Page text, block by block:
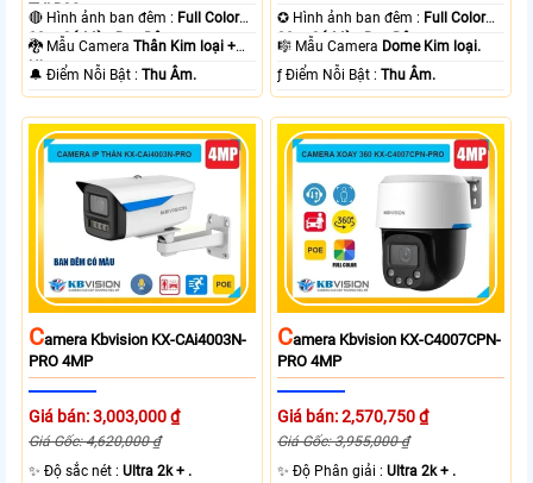
TVI BCS.
🔴 Hình ảnh ban đêm : Full Color
80m Có Màu Ban Ðêm.
🐉️ Mẫu CameraThân Kim loại +
Nhựa.
️🔔 Điểm Nỗi Bật :Thu Âm.
✪ Hình ảnh ban đêm : Full Color
30m Có Màu Ban Ðêm.
🎼️ Mẫu Camera Dome Kim loại.
️ƒ Điểm Nỗi Bật :Thu Âm.
CAmera Kbvision KX-CAi4003N-
PRO 4MP
Giá bán: 3,003,000 ₫
Giá Gốc: 4,620,000 ₫
✨ Độ sắc nét :Ultra 2k + .
CAmera Kbvision KX-C4007CPN-
PRO 4MP
Giá bán: 2,570,750 ₫
Giá Gốc: 3,955,000 ₫
✨ Độ Phân giải :Ultra 2k + .